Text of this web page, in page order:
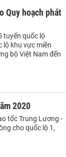
Quy hoạch phát
tuyến quốc lộ
lộ khu vực miền
bộ Việt Nam đến
2020
tốc Trung Lương -
cho quốc lộ 1,